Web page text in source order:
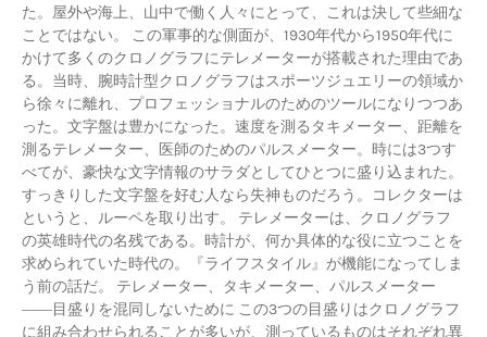
た。屋外や海上、山中で働く人々にとって、これは決して些細な
ことではない。 この軍事的な側面が、1930年代から1950年代に
かけて多くのクロノグラフにテレメーターが搭載された理由であ
る。当時、腕時計型クロノグラフはスポーツジュエリーの領域か
ら徐々に離れ、プロフェッショナルのためのツールになりつつあ
った。文字盤は豊かになった。速度を測るタキメーター、距離を
測るテレメーター、医師のためのパルスメーター。時には3つす
べてが、豪快な文字情報のサラダとしてひとつに盛り込まれた。
すっきりした文字盤を好む人なら失神ものだろう。コレクターは
というと、ルーペを取り出す。 テレメーターは、クロノグラフ
の英雄時代の名残である。時計が、何か具体的な役に立つことを
求められていた時代の。『ライフスタイル』が機能になってしま
う前の話だ。 テレメーター、タキメーター、パルスメーター
――目盛りを混同しないために この3つの目盛りはクロノグラフ
に組み合わせられることが多いが、測っているものはそれぞれ異